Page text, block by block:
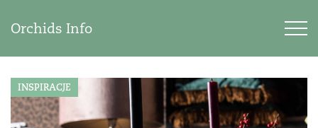
Orchids Info
INSPIRACJE